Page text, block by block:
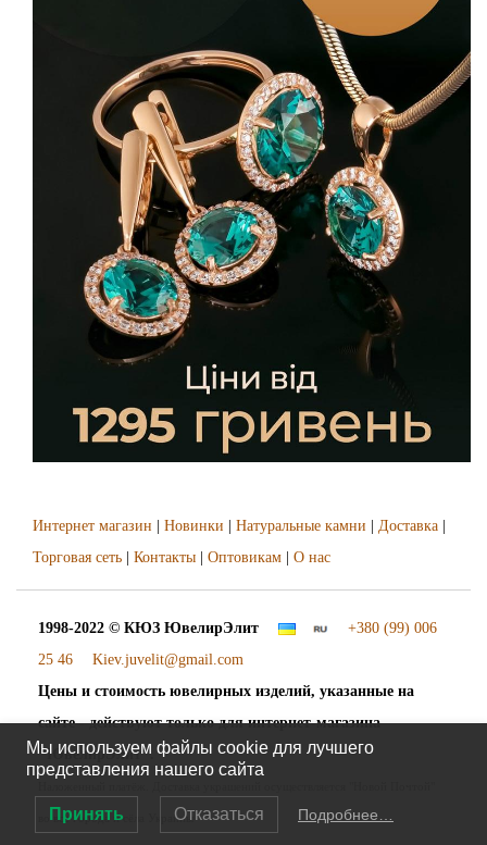
Интернет магазин Новинки Натуральные камни Доставка
Торговая сеть
Контакты Оптовикам О нас
1998-2022 © КЮЗ ЮвелирЭлит
+380 (99) 006
25 46
Kiev.juvelit@gmail.com
Цены и стоимость ювелирных изделий, указанные на
сайте - действуют только для интернет-магазина
"ЮвелирЭлит".
во все города и сёла Украины
Мы используем файлы cookie для лучшего
представления нашего сайта
Принять Отказаться Подробнее…